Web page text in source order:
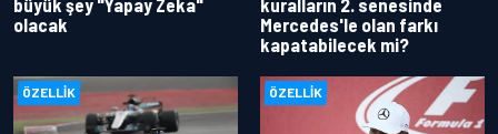
büyük şey "Yapay Zeka"
olacak
kuralların 2. senesinde
Mercedes'le olan farkı
kapatabilecek mi?
ÖZELLIK ÖZELLIK